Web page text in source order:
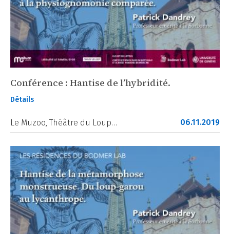
Conférence : Hantise de l’hybridité.
Détails
Le Muzoo, Théâtre du Loup… 06.11.2019